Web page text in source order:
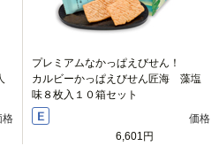
格
プレミアムなかっぱえびせん！
カルビーかっぱえびせん匠海 藻塩
味８枚入１０箱セット
価格
6,601円